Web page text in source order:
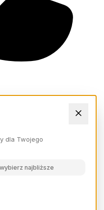
dla Twojego
najbliższe